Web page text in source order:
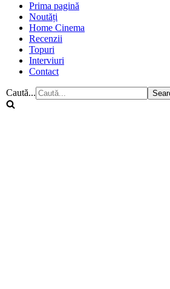
Prima pagină
Noutăți
Home Cinema
Recenzii
Topuri
Interviuri
Contact
Caută...